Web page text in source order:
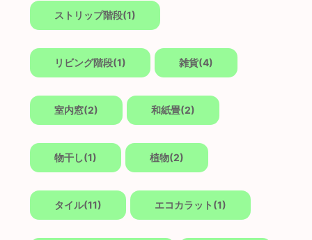
ストリップ階段(1)
リビング階段(1) 雑貨(4)
室内窓(2) 和紙畳(2)
物干し(1) 植物(2)
タイル(11) エコカラット(1)